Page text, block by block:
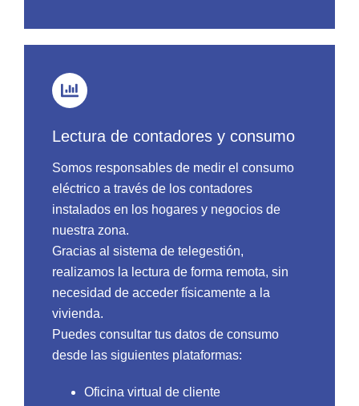
Lectura de contadores y consumo
Somos responsables de medir el consumo
eléctrico a través de los contadores
instalados en los hogares y negocios de
nuestra zona.
Gracias al sistema de telegestión,
realizamos la lectura de forma remota, sin
necesidad de acceder físicamente a la
vivienda.
Puedes consultar tus datos de consumo
desde las siguientes plataformas:
Oficina virtual de cliente